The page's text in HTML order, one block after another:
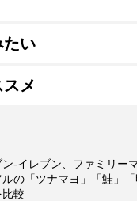
たい
メ
ン-イレブン、ファミリー
ルの「ツナマヨ」「鮭」
比較